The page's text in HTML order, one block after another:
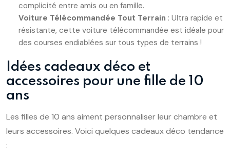
complicité entre amis ou en famille.
Voiture Télécommandée Tout Terrain : Ultra rapide et
résistante, cette voiture télécommandée est idéale pour
des courses endiablées sur tous types de terrains !
Idées cadeaux déco et
accessoires pour une fille de 10
ans
Les filles de 10 ans aiment personnaliser leur chambre et
leurs accessoires. Voici quelques cadeaux déco tendance
: